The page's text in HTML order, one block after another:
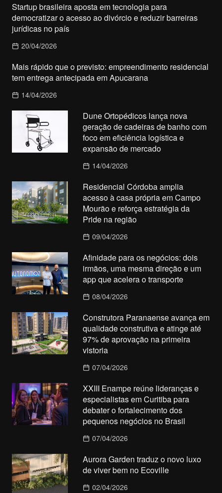
Startup brasileira aposta em tecnologia para
democratizar o acesso ao divórcio e reduzir barreiras
jurídicas no país
20/04/2026
Mais rápido que o previsto: empreendimento residencial
tem entrega antecipada em Apucarana
14/04/2026
Dune Ortopédicos lança nova
geração de cadeiras de banho com
foco em eficiência logística e
expansão de mercado
14/04/2026
Residencial Córdoba amplia
acesso à casa própria em Campo
Mourão e reforça estratégia da
Pride na região
09/04/2026
Afinidade para os negócios: dois
irmãos, uma mesma direção e um
app que acelera o transporte
08/04/2026
Construtora Paranaense avança em
qualidade construtiva e atinge até
97% de aprovação na primeira
vistoria
07/04/2026
XXIII Enampe reúne lideranças e
especialistas em Curitiba para
debater o fortalecimento dos
pequenos negócios no Brasil
07/04/2026
Aurora Garden traduz o novo luxo
de viver bem no Ecoville
02/04/2026